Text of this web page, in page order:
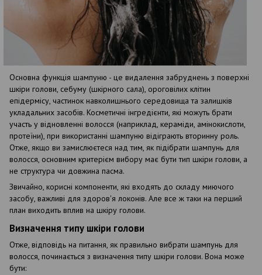
Основна функція шампуню - це видалення забруднень з поверхні
шкіри голови, себуму (шкірного сала), ороговілих клітин
епідермісу, частинок навколишнього середовища та залишків
укладальних засобів. Косметичні інгредієнти, які можуть брати
участь у відновленні волосся (наприклад, кераміди, амінокислоти,
протеїни), при використанні шампуню відіграють вторинну роль.
Отже, якщо ви замислюєтеся над тим, як підібрати шампунь для
волосся, основним критерієм вибору має бути тип шкіри голови, а
не структура чи довжина пасма.
Звичайно, корисні компоненти, які входять до складу миючого
засобу, важливі для здоров'я локонів. Але все ж таки на перший
план виходить вплив на шкіру голови.
Визначення типу шкіри голови
Отже, відповідь на питання, як правильно вибрати шампунь для
волосся, починається з визначення типу шкіри голови. Вона може
бути: